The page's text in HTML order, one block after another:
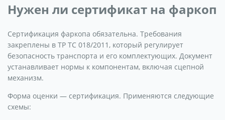
Нужен ли сертификат на фаркоп
Сертификация фаркопа обязательна. Требования
закреплены в ТР ТС 018/2011, который регулирует
безопасность транспорта и его комплектующих. Документ
устанавливает нормы к компонентам, включая сцепной
механизм.
Форма оценки — сертификация. Применяются следующие
схемы: